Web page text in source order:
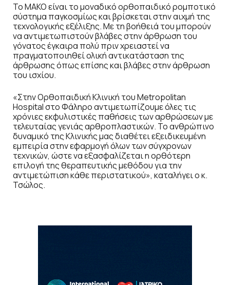
Το MAKO είναι το μοναδικό ορθοπαιδικό ρομποτικό
σύστημα παγκοσμίως και βρίσκεται στην αιχμή της
τεχνολογικής εξέλιξης. Με τη βοήθειά του μπορούν
να αντιμετωπιστούν βλάβες στην άρθρωση του
γόνατος έγκαιρα πολύ πριν χρειαστεί να
πραγματοποιηθεί ολική αντικατάσταση της
άρθρωσης όπως επίσης και βλάβες στην άρθρωση
του ισχίου.
«Στην Ορθοπαιδική Κλινική του Metropolitan
Hospital στο Φάληρο αντιμετωπίζουμε όλες τις
χρόνιες εκφυλιστικές παθήσεις των αρθρώσεων με
τελευταίας γενιάς αρθροπλαστικών. Το ανθρώπινο
δυναμικό της Κλινικής μας διαθέτει εξειδικευμένη
εμπειρία στην εφαρμογή όλων των σύγχρονων
τεχνικών, ώστε να εξασφαλίζεται η ορθότερη
επιλογή της θεραπευτικής μεθόδου για την
αντιμετώπιση κάθε περιστατικού», καταλήγει ο κ.
Τσώλος.